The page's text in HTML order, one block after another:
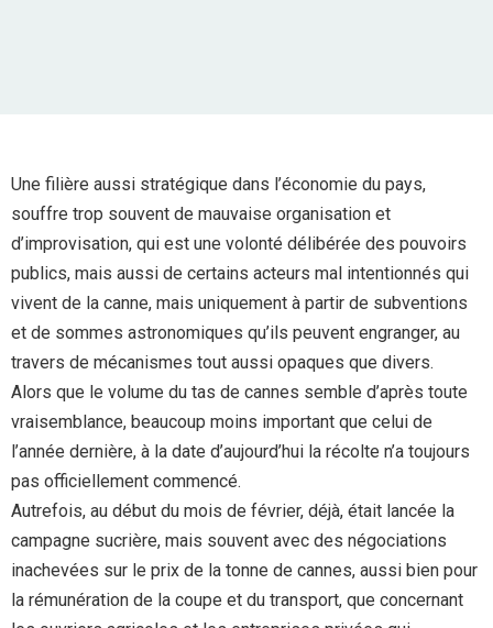
Une filière aussi stratégique dans l’économie du pays,
souffre trop souvent de mauvaise organisation et
d’improvisation, qui est une volonté délibérée des pouvoirs
publics, mais aussi de certains acteurs mal intentionnés qui
vivent de la canne, mais uniquement à partir de subventions
et de sommes astronomiques qu’ils peuvent engranger, au
travers de mécanismes tout aussi opaques que divers.
Alors que le volume du tas de cannes semble d’après toute
vraisemblance, beaucoup moins important que celui de
l’année dernière, à la date d’aujourd’hui la récolte n’a toujours
pas officiellement commencé.
Autrefois, au début du mois de février, déjà, était lancée la
campagne sucrière, mais souvent avec des négociations
inachevées sur le prix de la tonne de cannes, aussi bien pour
la rémunération de la coupe et du transport, que concernant